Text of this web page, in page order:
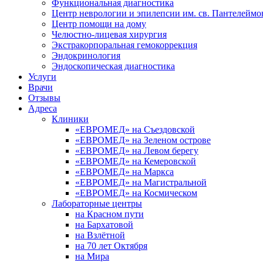
Функциональная диагностика
Центр неврологии и эпилепсии им. св.
Центр помощи на дому
Челюстно-лицевая хирургия
Экстракорпоральная гемокоррекция
Эндокринология
Эндоскопическая диагностика
Услуги
Врачи
Отзывы
Адреса
Клиники
«ЕВРОМЕД» на Съездовской
«ЕВРОМЕД» на Зеленом острове
«ЕВРОМЕД» на Левом берегу
«ЕВРОМЕД» на Кемеровской
«ЕВРОМЕД» на Маркса
«ЕВРОМЕД» на Магистральной
«ЕВРОМЕД» на Космическом
Лабораторные центры
на Красном пути
на Бархатовой
на Взлётной
на 70 лет Октября
на Мира